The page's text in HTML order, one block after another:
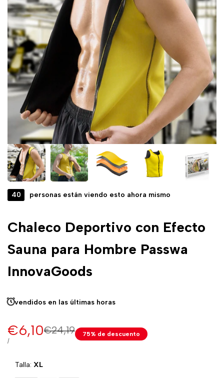
40 personas están viendo esto ahora mismo
Chaleco Deportivo con Efecto
Sauna para Hombre Passwa
InnovaGoods
vendidos en las últimas horas
Precio
normal
€24,19
Precio
de
venta
€6,10
PRECIO
/POR
75% de descuento
Talla: XL